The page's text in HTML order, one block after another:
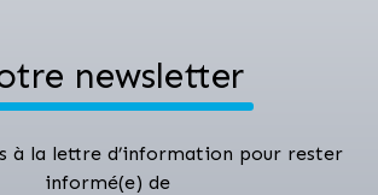
newsletter
à la lettre d’information pour rester
informé(e) de